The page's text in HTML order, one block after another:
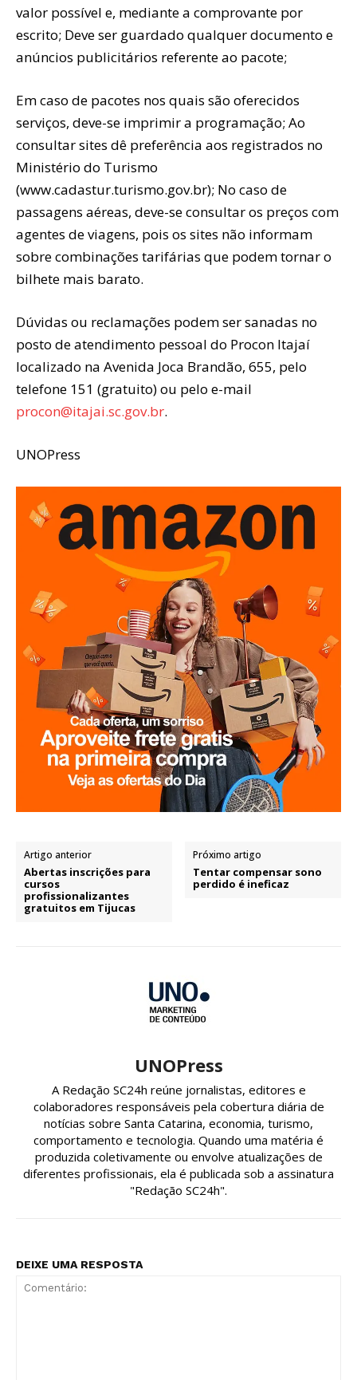
valor possível e, mediante a comprovante por
escrito; Deve ser guardado qualquer documento e
anúncios publicitários referente ao pacote;
Em caso de pacotes nos quais são oferecidos
serviços, deve-se imprimir a programação; Ao
consultar sites dê preferência aos registrados no
Ministério do Turismo
(www.cadastur.turismo.gov.br); No caso de
passagens aéreas, deve-se consultar os preços com
agentes de viagens, pois os sites não informam
sobre combinações tarifárias que podem tornar o
bilhete mais barato.
Dúvidas ou reclamações podem ser sanadas no
posto de atendimento pessoal do Procon Itajaí
localizado na Avenida Joca Brandão, 655, pelo
telefone 151 (gratuito) ou pelo e-mail
procon@itajai.sc.gov.br.
UNOPress
Artigo anterior
Abertas inscrições para
cursos
profissionalizantes
gratuitos em Tijucas
Próximo artigo
Tentar compensar sono
perdido é ineficaz
UNOPress
A Redação SC24h reúne jornalistas, editores e
colaboradores responsáveis pela cobertura diária de
notícias sobre Santa Catarina, economia, turismo,
comportamento e tecnologia. Quando uma matéria é
produzida coletivamente ou envolve atualizações de
diferentes profissionais, ela é publicada sob a assinatura
"Redação SC24h".
DEIXE UMA RESPOSTA